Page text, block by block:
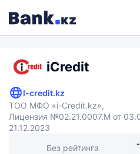
iCredit
I-credit.kz
ТОО МФО «i-Credit.kz»,
Лицензия №02.21.0007.М от
21.12.2023
Без рейтинга
-